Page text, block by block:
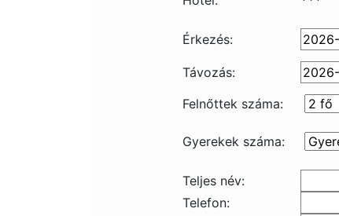
Érkezés:
Távozás:
Felnőttek száma:
Gyerekek száma:
Teljes név:
Telefon: